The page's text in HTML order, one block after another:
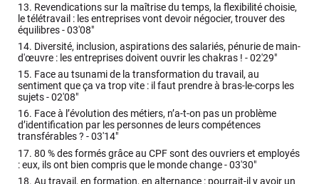
13. Revendications sur la maîtrise du temps, la flexibilité choisie,
le télétravail : les entreprises vont devoir négocier, trouver des
équilibres -03'08"
14. Diversité, inclusion, aspirations des salariés, pénurie de main-
d'œuvre : les entreprises doivent ouvrir les chakras ! -02'29"
15. Face au tsunami de la transformation du travail, au
sentiment que ça va trop vite : il faut prendre à bras-le-corps les
sujets -02'08"
16. Face à l’évolution des métiers, n’a-t-on pas un problème
d’identification par les personnes de leurs compétences
transférables ? -03'14"
17. 80 % des formés grâce au CPF sont des ouvriers et employés
: eux, ils ont bien compris que le monde change -03'30"
18. Au travail, en formation, en alternance : pourrait-il y avoir un